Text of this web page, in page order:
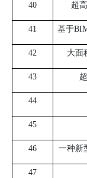
40 超
41 基于
42 大面
43
44
45
46 一种新
47